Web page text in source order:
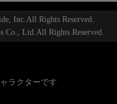
Inc.All Rights Reserved.
Co., Ltd.All Rights Reserved.
ラクターです